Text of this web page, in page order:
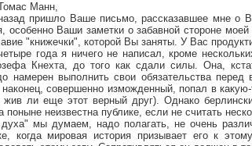
Манн,
пришло Ваше письмо, рассказавшее мне о
особенно Ваши заметки о забавной стороне
"книжечки", которой Вы заняты. У Вас
года я ничего не написал, кроме
Кнехта, до того как сдали силы. Она,
намерен выполнить свои обязательства
наконец, совершенно изможденный, попал в
ли еще этот верный друг). Однако
неизвестна публике, если не считать
мы думаем, надо полагать, не очень
когда мировая история призывает его к